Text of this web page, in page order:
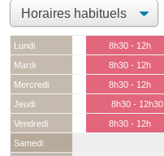
Lundi 8h30 - 12h
Mardi
8h30 - 12h
Mercredi
8h30 - 12h
Jeudi
8h30 - 12h30
Vendredi
8h30 - 12h
Samedi